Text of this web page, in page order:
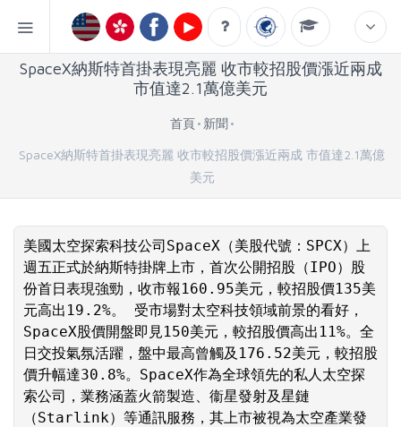
SpaceX納斯特首掛表現亮麗 收市較招股價漲近兩成
市值達2.1萬億美元
首頁 新聞
SpaceX納斯特首掛表現亮麗 收市較招股價漲近兩成 市值達2.1萬億
美元
美國太空探索科技公司SpaceX（美股代號：SPCX）上
週五正式於納斯特掛牌上市，首次公開招股（IPO）股
份首日表現強勁，收市報160.95美元，較招股價135美
元高出19.2%。 受市場對太空科技領域前景的看好，
SpaceX股價開盤即見150美元，較招股價高出11%。全
日交投氣氛活躍，盤中最高曾觸及176.52美元，較招股
價升幅達30.8%。SpaceX作為全球領先的私人太空探
索公司，業務涵蓋火箭製造、衞星發射及星鏈
（Starlink）等通訊服務，其上市被視為太空產業發